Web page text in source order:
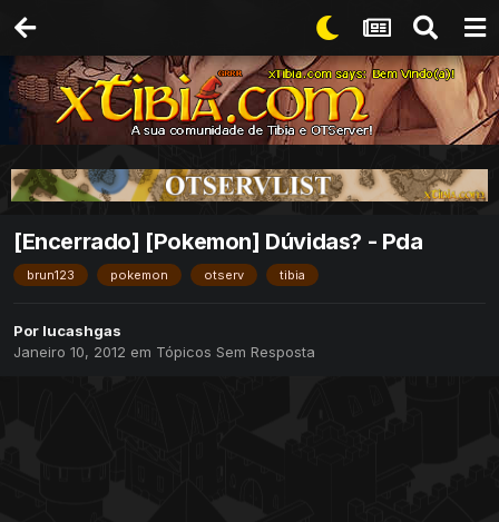
[Encerrado] [Pokemon] Dúvidas? - Pda
brun123 pokemon otserv tibia
Por lucashgas
Janeiro 10, 2012 em Tópicos Sem Resposta